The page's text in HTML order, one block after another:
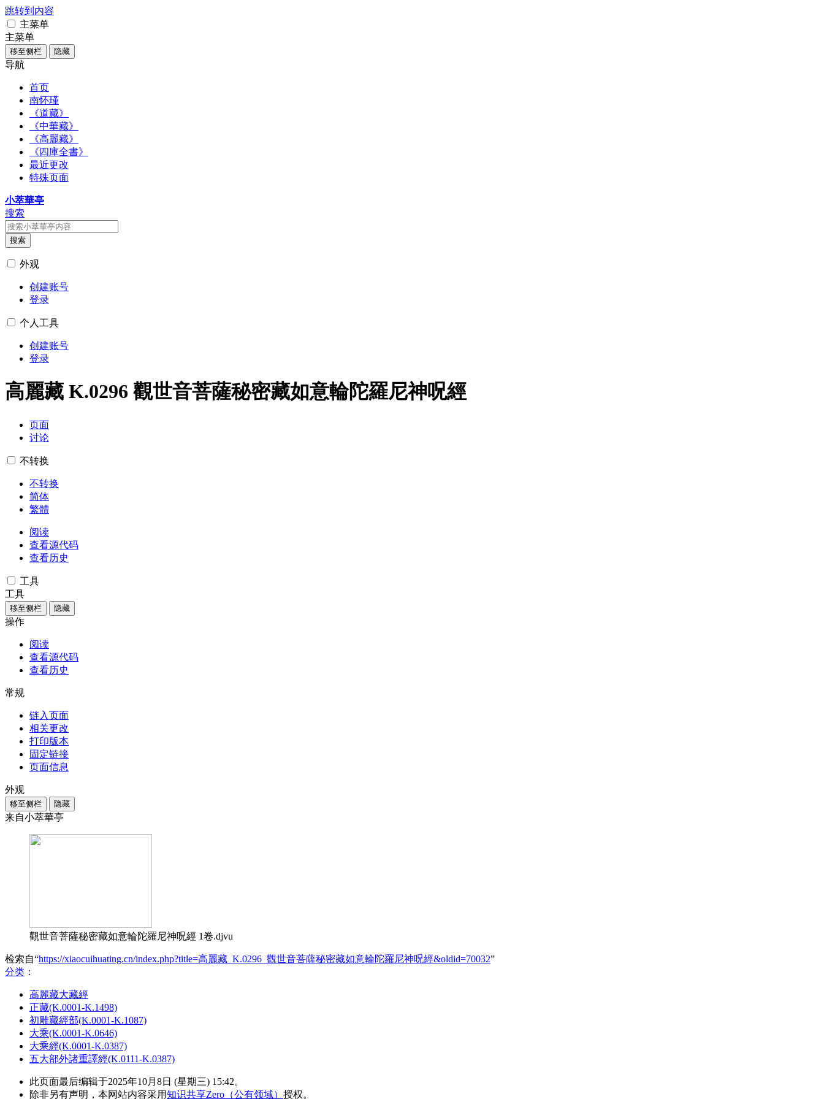
跳转到内容
主菜单
主菜单
移至侧栏 隐藏
导航
首页
南怀瑾
《道藏》
《中華藏》
《高麗藏》
《四庫全書》
最近更改
特殊页面
小萃華亭
搜索
搜索
外观
创建账号
登录
个人工具
创建账号
登录
高麗藏 K.0296 觀世音菩薩秘密藏如意輪陀羅尼神呪經
页面
讨论
不转换
不转换
简体
繁體
阅读
查看源代码
查看历史
工具
工具
移至侧栏 隐藏
操作
阅读
查看源代码
查看历史
常规
链入页面
相关更改
打印版本
固定链接
页面信息
外观
移至侧栏 隐藏
来自小萃華亭
觀世音菩薩秘密藏如意輪陀羅尼神呪經 1卷.djvu
检索自“https://xiaocuihuating.cn/index.php?title=高麗藏_K.0296_觀世音菩薩秘密藏如意輪陀羅尼神呪經&oldid=70032”
分类 ：​
高麗藏大藏經
正藏(K.0001-K.1498)
初雕藏經部(K.0001-K.1087)
大乘(K.0001-K.0646)
大乘經(K.0001-K.0387)
五大部外諸重譯經(K.0111-K.0387)
此页面最后编辑于2025年10月8日 (星期三) 15:42。
除非另有声明，本网站内容采用知识共享Zero（公有领域） 授权。